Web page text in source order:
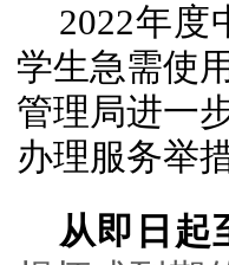
2022年
学生急需使
管理局进一
办理服务举措
从即日起